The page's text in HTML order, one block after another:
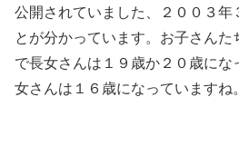
公開されていました、２００３年
とが分かっています。お子さん
で長女さんは１９歳か２０歳にな
女さんは１６歳になっていますね。